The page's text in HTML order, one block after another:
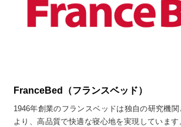
FranceBed（フランスベッド）
1946年創業のフランスベッドは独自の研究機
より、高品質で快適な寝心地を実現していま